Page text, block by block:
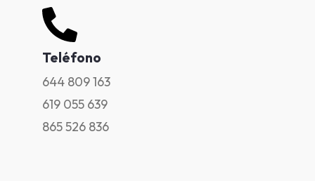
Teléfono
644 809 163
619 055 639
865 526 836